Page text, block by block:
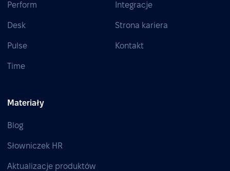
Perform
Desk
Pulse
Time
Integracje
Strona kariera
Kontakt
Materiały
Blog
Słowniczek HR
Aktualizacje produktów